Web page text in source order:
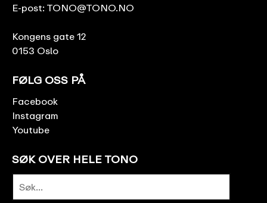
E-post: TONO@TONO.NO
Kongens gate 12
0153 Oslo
FØLG OSS PÅ
Facebook
Instagram
Youtube
SØK OVER HELE TONO